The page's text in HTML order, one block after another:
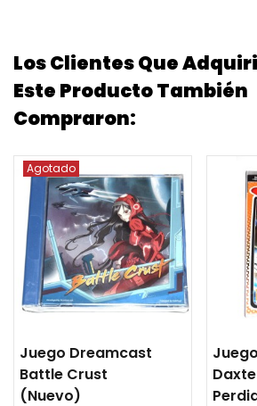
Los Clientes Que
Este Producto También
Compraron:
Agotado
Juego Dreamcast
Battle Crust
(nuevo)